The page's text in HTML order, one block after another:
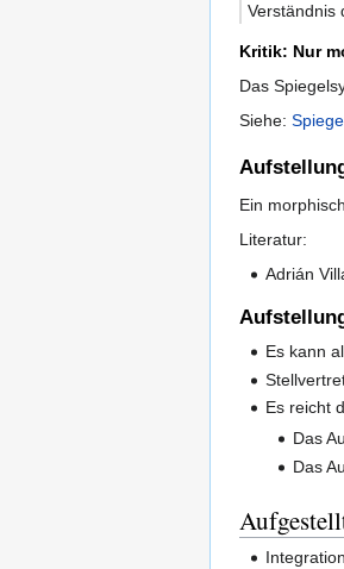
Verständnis
Kritik: Nur
Das
Siehe:
Ein
Literatur:
Adrián
Es kann
Es reicht
Das
Das